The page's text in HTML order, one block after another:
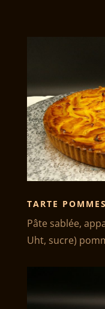
TARTE
Pâte sablée,
Uht, sucre)